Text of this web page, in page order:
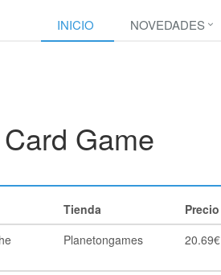
INICIO NOVEDADES
Game
Tienda Precio
Planetongames 20.69€